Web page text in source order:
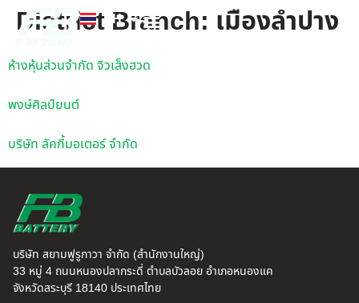
TH
EN
District Branch: เมืองลำปาง
ห้างหุ้นส่วนจำกัด จิวเส็งฮวด
พงษ์ศิลป์ยนต์
บริษัท ลัคกี้มอเตอร์ จำกัด
บริษัท สยามฟูรูกาวา จำกัด (สำนักงานใหญ่)
33 หมู่ 4 ถนนหนองปลากระดี่ ตำบลบัวลอย อำเภอหนองแค
จังหวัดสระบุรี 18140 ประเทศไทย